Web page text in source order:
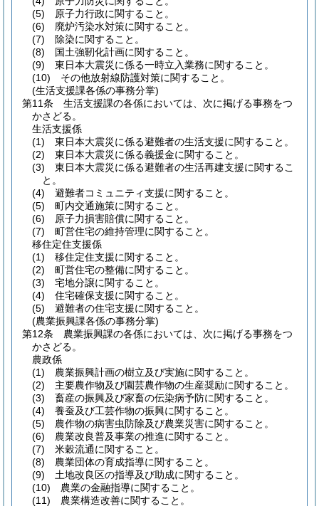
(5) 原子力行政に関すること。
(6) 廃炉汚染水対策に関すること。
(7) 除染に関すること。
(8) 国土強靭化計画に関すること。
(9) 東日本大震災に係る一時立入業務に関すること。
(10) その他放射線防護対策に関すること。
(生活支援課各係の事務分掌)
第11条
生活支援課の各係においては、次に掲げる事務をつ
かさどる。
生活支援係
(1) 東日本大震災に係る避難者の生活支援に関すること。
(2) 東日本大震災に係る義援金に関すること。
(3) 東日本大震災に係る避難者の生活再建支援に関するこ
と。
(4) 避難者コミュニティ支援に関すること。
(5) 町内交通施策に関すること。
(6) 原子力損害賠償に関すること。
(7) 町営住宅の維持管理に関すること。
移住定住支援係
(1) 移住定住支援に関すること。
(2) 町営住宅の整備に関すること。
(3) 宅地分譲に関すること。
(4) 住宅確保支援に関すること。
(5) 避難者の住宅支援に関すること。
(農業振興課各係の事務分掌)
第12条
農業振興課の各係においては、次に掲げる事務をつ
かさどる。
農政係
(1) 農業振興計画の樹立及び実施に関すること。
(2) 主要農作物及び園芸農作物の生産奨励に関すること。
(3) 畜産の振興及び家畜の伝染病予防に関すること。
(4) 養蚕及び工芸作物の振興に関すること。
(5) 農作物の病害虫防除及び農業災害に関すること。
(6) 農業改良普及事業の推進に関すること。
(7) 米穀流通に関すること。
(8) 農業団体の育成指導に関すること。
(9) 土地改良区の指導及び助成に関すること。
(10) 農業の金融指導に関すること。
(11) 農業構造改善に関すること。